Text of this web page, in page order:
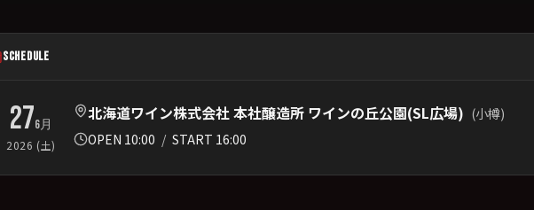
SCHEDULE
276月
2026 (土)
北海道ワイン株式会社 本社醸造所 ワインの丘公園(SL広場) (小樽)
OPEN 10:00 / START 16:00